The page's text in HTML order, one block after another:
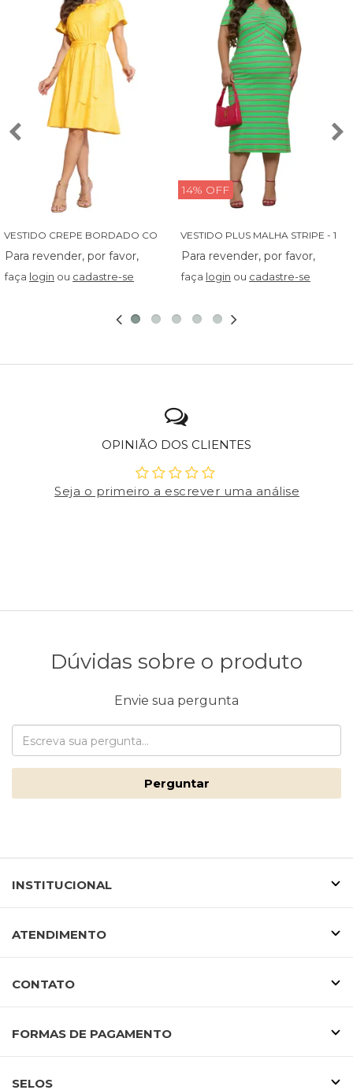
faça login ou cadastre-se
14% OFF
faça login ou cadastre-se
OPINIÃO DOS CLIENTES
Seja o primeiro a escrever uma análise
Dúvidas sobre o produto
Envie sua pergunta
Perguntar
INSTITUCIONAL
ATENDIMENTO
CONTATO
FORMAS DE PAGAMENTO
SELOS